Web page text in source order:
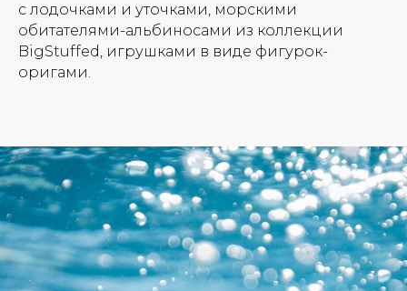
с лодочками и уточками, морскими
обитателями-альбиносами из коллекции
BigStuffed, игрушками в виде фигурок-
оригами.